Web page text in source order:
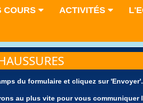
COURS ACTIVITÉS
du formulaire et cliquez sur 'Envoyer'.
au plus vite pour vous